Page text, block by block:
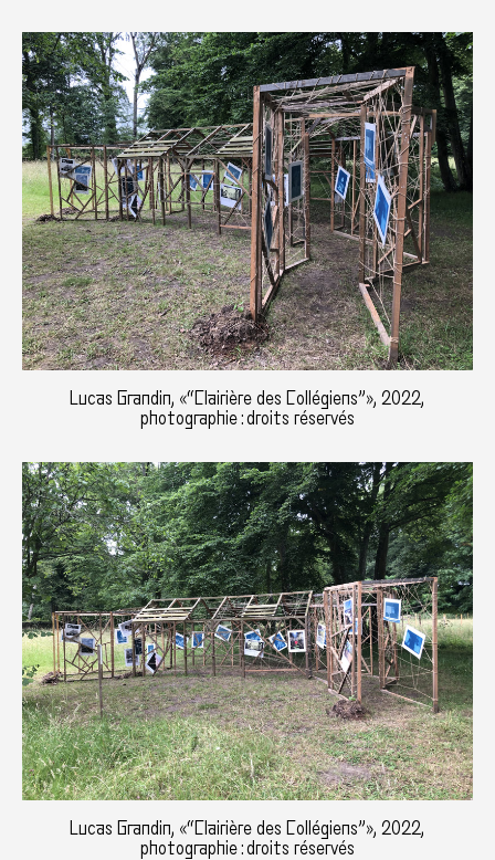
Lucas Grandin, «“Clairière des Collégiens”», 2022,
photographie : droits réservés
Lucas Grandin, «“Clairière des Collégiens”», 2022,
photographie : droits réservés